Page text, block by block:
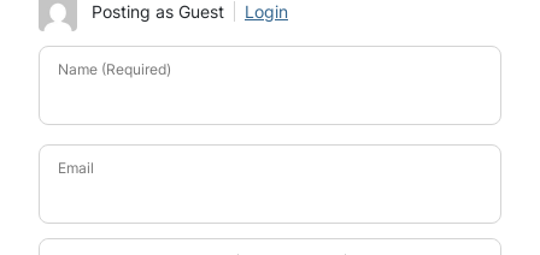
Posting as Guest Login
Name (Required)
Email